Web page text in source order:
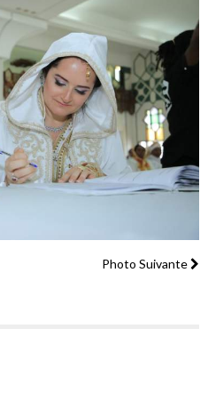
Photo Suivante